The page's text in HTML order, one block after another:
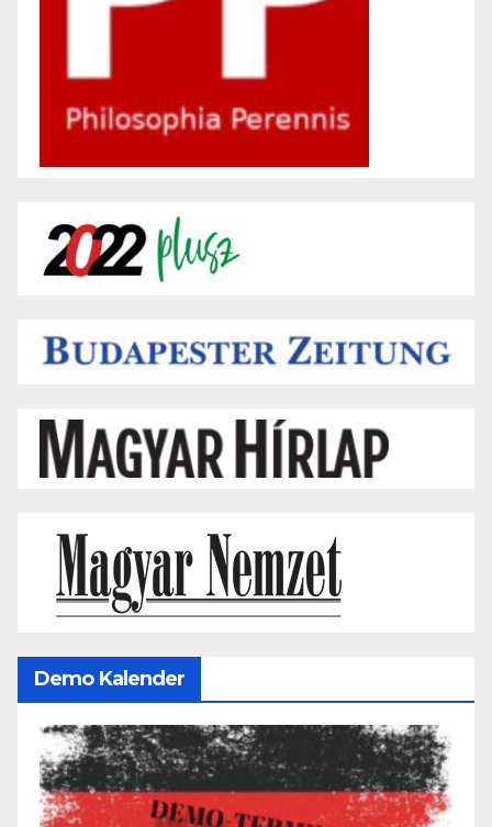
Demo Kalender